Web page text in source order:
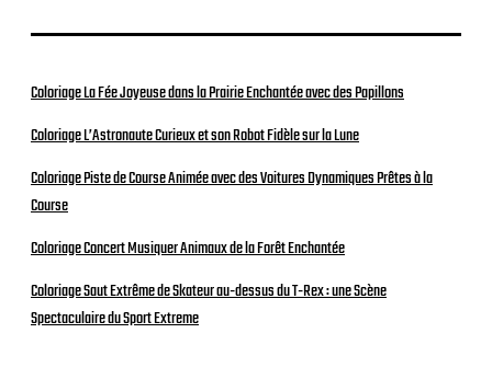
Coloriage La Fée Joyeuse dans la Prairie Enchantée avec des Papillons
Coloriage L’Astronaute Curieux et son Robot Fidèle sur la Lune
Coloriage Piste de Course Animée avec des Voitures Dynamiques Prêtes à la
Course
Coloriage Concert Musiquer Animaux de la Forêt Enchantée
Coloriage Saut Extrême de Skateur au-dessus du T-Rex : une Scène
Spectaculaire du Sport Extreme